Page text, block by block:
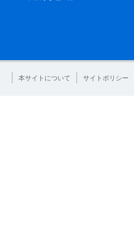
本サイトについて サイトポリシー